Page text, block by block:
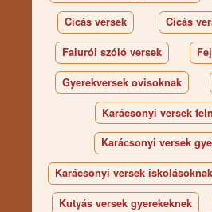
Cicás versek Cicás
Faluról szóló versek
Gyerekversek ovisoknak
Karácsonyi versek
Karácsonyi versek
Karácsonyi versek iskolásoknak
Kutyás versek gyerekeknek